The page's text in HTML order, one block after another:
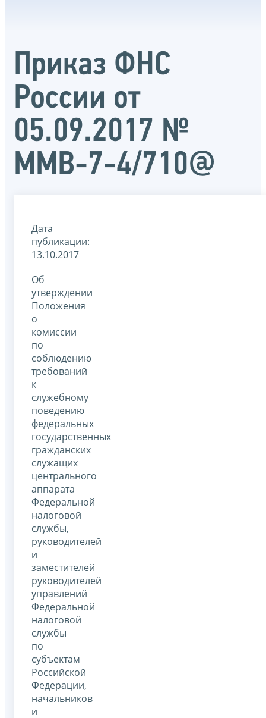
Приказ ФНС
России от
05.09.2017 №
ММВ-7-4/710@
Дата
публикации:
13.10.2017
Об
утверждении
Положения
о
комиссии
по
соблюдению
требований
к
служебному
поведению
федеральных
государственных
гражданских
служащих
центрального
аппарата
Федеральной
налоговой
службы,
руководителей
и
заместителей
руководителей
управлений
Федеральной
налоговой
службы
по
субъектам
Российской
Федерации,
начальников
и